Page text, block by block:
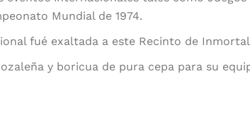
Mundial de 1974.
fué exaltada a este Recinto de
y boricua de pura cepa para su